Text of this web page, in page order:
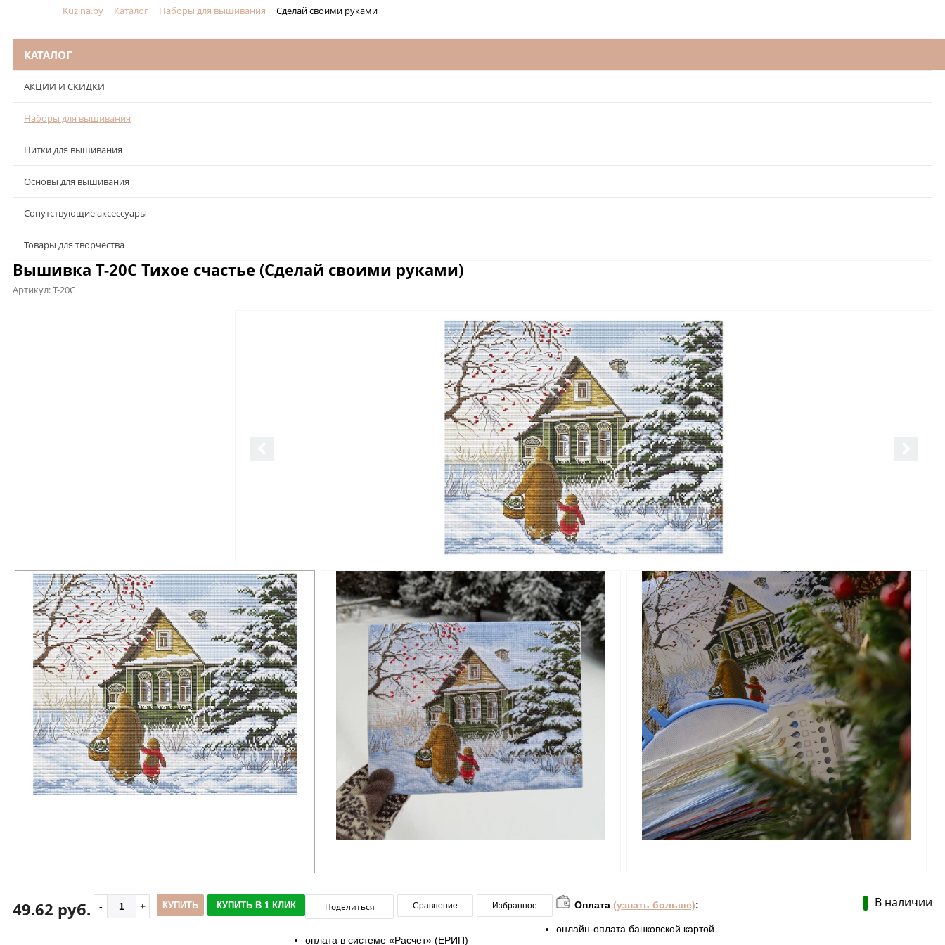
Kuzina.by Каталог Наборы для вышивания Сделай своими руками
КАТАЛОГ
АКЦИИ И СКИДКИ
Наборы для вышивания
Нитки для вышивания
Основы для вышивания
Сопутствующие аксессуары
Товары для творчества
Вышивка Т-20С Тихое счастье (Сделай своими руками)
Артикул:Т-20С
В наличии
49.62 руб. КУПИТЬ КУПИТЬ В 1 КЛИК Поделиться Сравнение Избранное Оплата (узнать больше):
онлайн-оплата банковской картой
оплата в системе «Расчет» (ЕРИП)